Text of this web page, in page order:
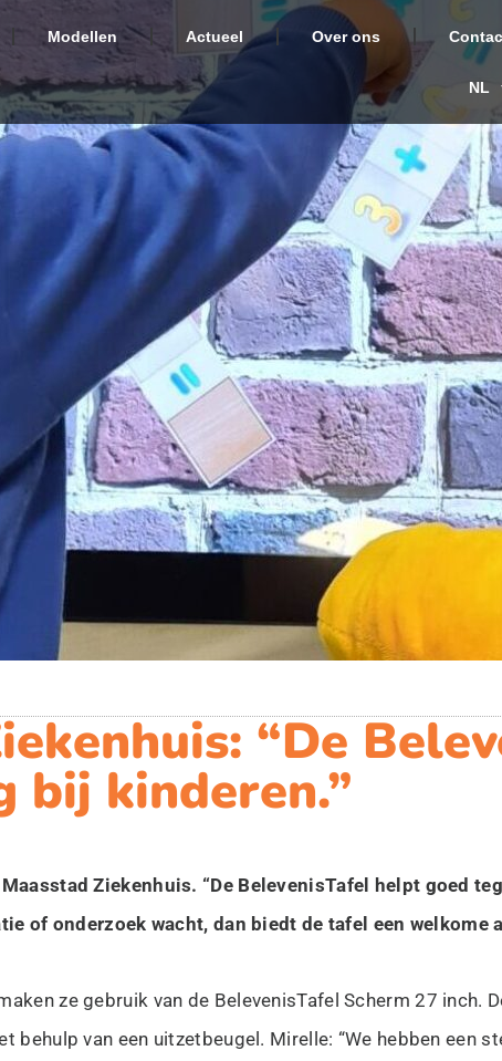
Modellen Actueel Over ons
NL
“De
bij kinderen.”
Ziekenhuis. “De BelevenisTafel helpt goed
of onderzoek wacht, dan biedt de tafel een welkome
ze gebruik van de BelevenisTafel Scherm 27 inch.
van een uitzetbeugel. Mirelle: “We hebben een